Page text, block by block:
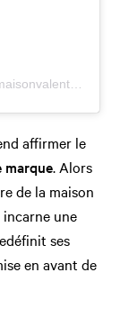
Une publication partagée par Valentino (@maisonvalentino)
affirmer le
marque. Alors
de la maison
une
ses
en avant de